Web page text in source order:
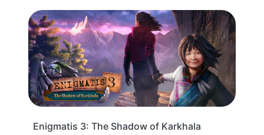
Enigmatis 3: The Shadow of Karkhala